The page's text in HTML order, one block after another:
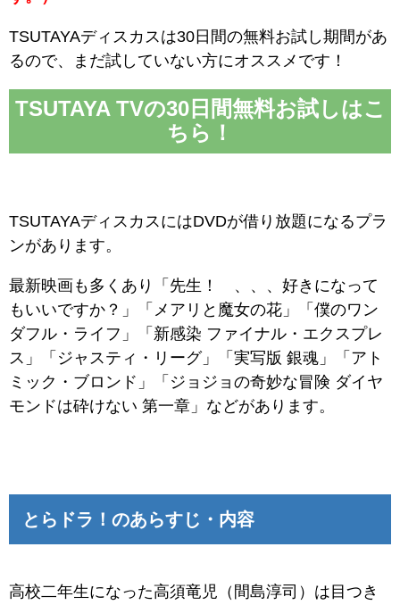
TSUTAYAディスカスは30日間の無料お試し期間があ
るので、まだ試していない方にオススメです！
TSUTAYA TVの30日間無料お試しはこ
ちら！
TSUTAYAディスカスにはDVDが借り放題になるプラ
ンがあります。
最新映画も多くあり「先生！ 、、、好きになって
もいいですか？」「メアリと魔女の花」「僕のワン
ダフル・ライフ」「新感染 ファイナル・エクスプレ
ス」「ジャスティ・リーグ」「実写版 銀魂」「アト
ミック・ブロンド」「ジョジョの奇妙な冒険 ダイヤ
モンドは砕けない 第一章」などがあります。
とらドラ！のあらすじ・内容
高校二年生になった高須竜児（間島淳司）は目つき